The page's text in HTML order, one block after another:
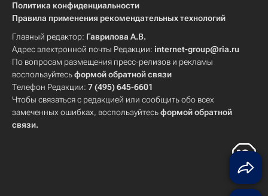
Политика конфиденциальности
Правила применения рекомендательных технологий
Главный редактор: Гаврилова А.В.
Адрес электронной почты Редакции: internet-group@ria.ru
По вопросам размещения пресс-релизов и рекламы
воспользуйтесьформой обратной связи
Телефон Редакции: 7 (495) 645-6601
Чтобы связаться с редакцией или сообщить обо всех
замеченных ошибках, воспользуйтесьформой обратной
связи.